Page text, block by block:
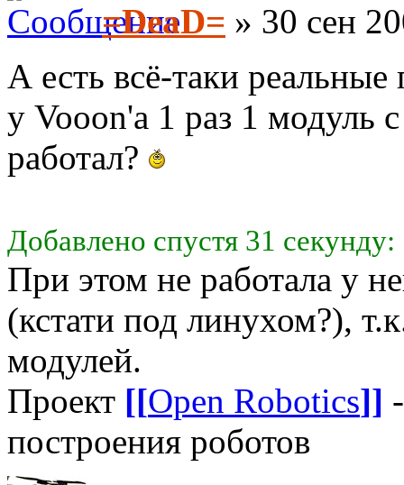
=DeaD= » 30 сен
А есть всё-таки
у Vooon'а 1 раз 1 модуль
работал?
Добавлено спустя 31 секунду:
При этом не работала у
(кстати под линухом?),
модулей.
Проект [[Open Robotics]]
построения роботов